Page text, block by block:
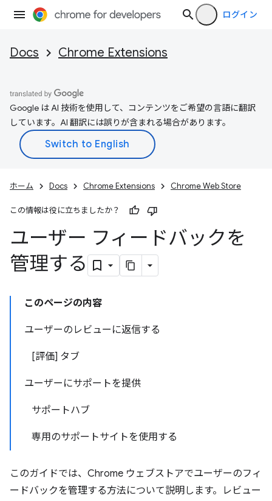
ログイン
Docs Chrome Extensions
Google は AI 技術を使用して、コンテンツをご希望の言語に翻訳
しています。AI 翻訳には誤りが含まれる場合があります。
ホーム Docs Chrome Extensions Chrome Web Store
この情報は役に立ちましたか？
ユーザー フィードバックを
管理する
このページの内容
ユーザーのレビューに返信する
[評価] タブ
ユーザーにサポートを提供
サポートハブ
専用のサポートサイトを使用する
このガイドでは、Chrome ウェブストアでユーザーのフィ
ードバックを管理する方法について説明します。レビュー